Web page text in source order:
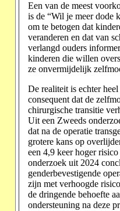
Een van de meest
is de “Wil je meer dode
om te betogen dat
veranderen en dat van
verlangd ouders
kinderen die willen
ze onvermijdelijk
De realiteit is echter
consequent dat de
chirurgische transitie
Uit een Zweeds
dat na de operatie
grotere kans op
een 4,9 keer hoger
onderzoek uit 2024
genderbevestigende
zijn met verhoogde
de dringende behoefte
ondersteuning na deze